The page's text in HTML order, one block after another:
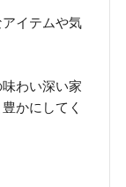
イテムや気
わい深い家
かにしてく